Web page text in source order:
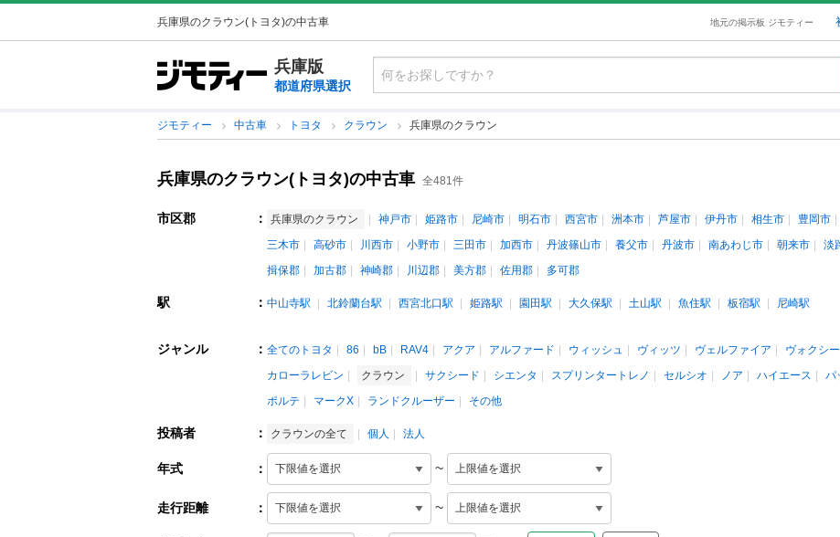
兵庫県のクラウン(トヨタ)の中古車 地元の掲示板 ジモティー
兵庫版
都道府県選択
ジモティー 中古車 トヨタ クラウン 兵庫県のクラウン
兵庫県のクラウン(トヨタ)の中古車 全481件
市区郡 ： 兵庫県のクラウン 神戸市 姫路市 尼崎市 明石市 西宮市 洲本市 芦屋市 伊丹市 相生市 豊岡市
三木市
高砂市 川西市 小野市 三田市 加西市 丹波篠山市 養父市 丹波市 南あわじ市 朝来市 淡
揖保郡
加古郡 神崎郡 川辺郡 美方郡 佐用郡 多可郡
駅 ： 中山寺駅 北鈴蘭台駅 西宮北口駅 姫路駅 園田駅 大久保駅 土山駅 魚住駅 板宿駅
尼崎駅
ジャンル ： 全てのトヨタ 86 bB RAV4 アクア アルファード ウィッシュ ヴィッツ ヴェルファイア ヴォクシー
カローラレビン
クラウン サクシード シエンタ スプリンタートレノ セルシオ ノア ハイエース パ
ポルテ
マークX ランドクルーザー その他
投稿者 ： クラウンの全て 個人 法人
年式 ： ~
走行距離 ： ~